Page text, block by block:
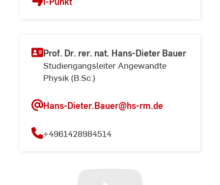
Prof. Dr. rer. nat. Hans-Dieter Bauer
Studiengangsleiter Angewandte
Physik (B.Sc.)
Hans-Dieter.Bauer@hs-rm.de
+4961428984514